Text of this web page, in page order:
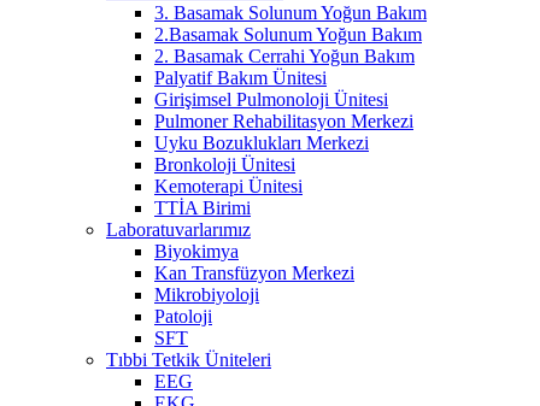
3. Basamak Solunum Yoğun Bakım
2.Basamak Solunum Yoğun Bakım
2. Basamak Cerrahi Yoğun Bakım
Palyatif Bakım Ünitesi
Girişimsel Pulmonoloji Ünitesi
Pulmoner Rehabilitasyon Merkezi
Uyku Bozuklukları Merkezi
Bronkoloji Ünitesi
Kemoterapi Ünitesi
TTİA Birimi
Laboratuvarlarımız
Biyokimya
Kan Transfüzyon Merkezi
Mikrobiyoloji
Patoloji
SFT
Tıbbi Tetkik Üniteleri
EEG